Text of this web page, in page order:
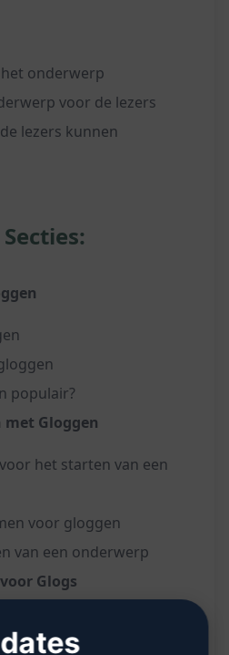
onderwerp
voor de lezers
lezers kunnen
populair?
met Gloggen
het starten van een
voor gloggen
van een onderwerp
Glogs